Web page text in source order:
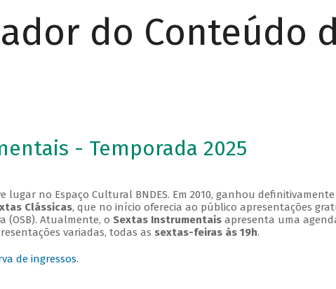
do Conteúdo
- Temporada 2025
lugar no Espaço Cultural BNDES. Em 2010, ganhou
Clássicas, que no início oferecia ao público apresentações
(OSB). Atualmente, o Sextas Instrumentaisapresenta uma
variadas, todas as sextas-feiras às 19h.
de ingressos.